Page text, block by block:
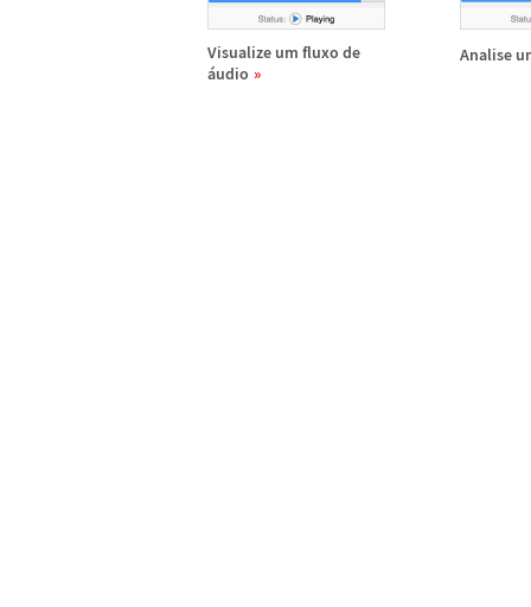
Visualize um fluxo de
áudio
Analise